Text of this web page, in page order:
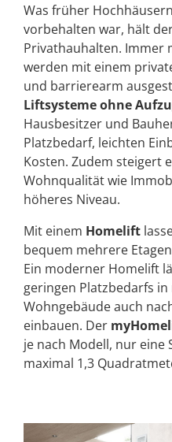
Was früher
vorbehalten war, hält
Privathauhalten. Immer
werden mit einem
und barrierearm
Liftsysteme ohne
Hausbesitzer und
Platzbedarf, leichten
Kosten. Zudem steigert
Wohnqualität wie
höheres Niveau.
Mit einem Homelift
bequem mehrere
Ein moderner Homelift
geringen Platzbedarfs
Wohngebäude auch
einbauen. Der
je nach Modell, nur eine
maximal 1,3